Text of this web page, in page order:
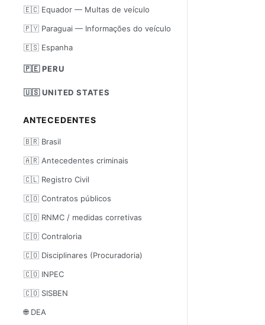
🇪🇨 Equador — Multas de veículo
🇵🇾 Paraguai — Informações do veículo
🇪🇸 Espanha
🇵🇪 PERU
🇺🇸 UNITED STATES
ANTECEDENTES
🇧🇷 Brasil
🇦🇷 Antecedentes criminais
🇨🇱 Registro Civil
🇨🇴 Contratos públicos
🇨🇴 RNMC / medidas corretivas
🇨🇴 Contraloria
🇨🇴 Disciplinares (Procuradoria)
🇨🇴 INPEC
🇨🇴 SISBEN
🌐 DEA